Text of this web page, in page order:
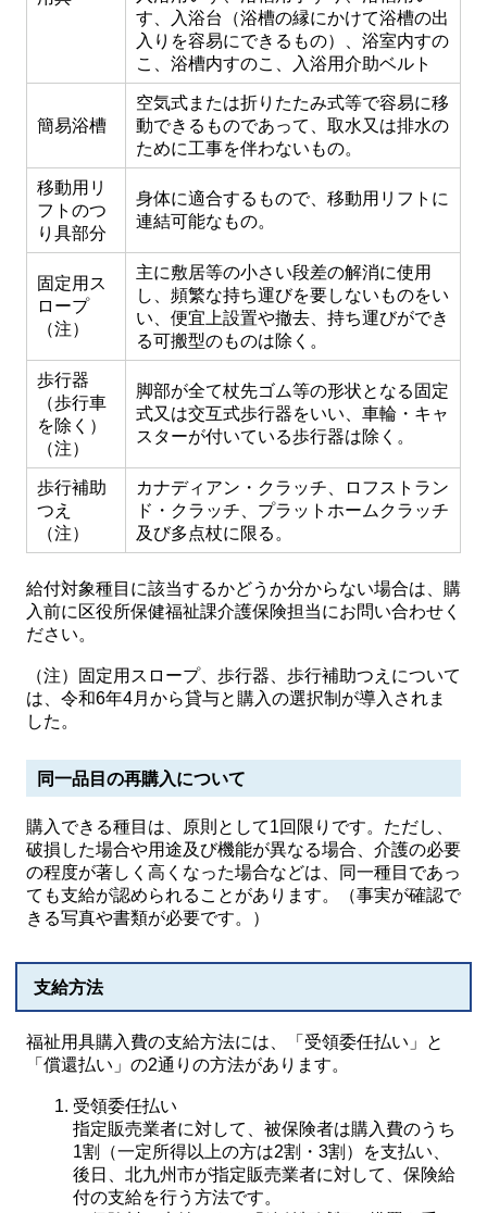
す、入浴台（浴槽の縁にかけて浴槽の出
入りを容易にできるもの）、浴室内すの
こ、浴槽内すのこ、入浴用介助ベルト
簡易浴槽
空気式または折りたたみ式等で容易に移
動できるものであって、取水又は排水の
ために工事を伴わないもの。
移動用リ
フトのつ
り具部分
身体に適合するもので、移動用リフトに
連結可能なもの。
固定用ス
ロープ
（注）
主に敷居等の小さい段差の解消に使用
し、頻繁な持ち運びを要しないものをい
い、便宜上設置や撤去、持ち運びができ
る可搬型のものは除く。
歩行器
（歩行車
を除く）
（注）
脚部が全て杖先ゴム等の形状となる固定
式又は交互式歩行器をいい、車輪・キャ
スターが付いている歩行器は除く。
歩行補助
つえ
（注）
カナディアン・クラッチ、ロフストラン
ド・クラッチ、プラットホームクラッチ
及び多点杖に限る。
給付対象種目に該当するかどうか分からない場合は、購
入前に区役所保健福祉課介護保険担当にお問い合わせく
ださい。
（注）固定用スロープ、歩行器、歩行補助つえについて
は、令和6年4月から貸与と購入の選択制が導入されま
した。
同一品目の再購入について
購入できる種目は、原則として1回限りです。ただし、
破損した場合や用途及び機能が異なる場合、介護の必要
の程度が著しく高くなった場合などは、同一種目であっ
ても支給が認められることがあります。（事実が確認で
きる写真や書類が必要です。）
支給方法
福祉用具購入費の支給方法には、「受領委任払い」と
「償還払い」の2通りの方法があります。
受領委任払い
指定販売業者に対して、被保険者は購入費のうち
1割（一定所得以上の方は2割・3割）を支払い、
後日、北九州市が指定販売業者に対して、保険給
付の支給を行う方法です。